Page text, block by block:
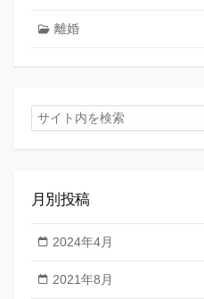
離婚
検
索
月別投稿
2024年4月
2021年8月